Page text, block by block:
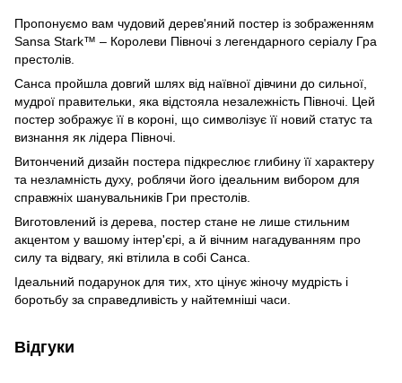
Пропонуємо вам чудовий дерев'яний постер із зображенням
Sansa Stark™ – Королеви Півночі з легендарного серіалу Гра
престолів.
Санса пройшла довгий шлях від наївної дівчини до сильної,
мудрої правительки, яка відстояла незалежність Півночі. Цей
постер зображує її в короні, що символізує її новий статус та
визнання як лідера Півночі.
Витончений дизайн постера підкреслює глибину її характеру
та незламність духу, роблячи його ідеальним вибором для
справжніх шанувальників Гри престолів.
Виготовлений із дерева, постер стане не лише стильним
акцентом у вашому інтер'єрі, а й вічним нагадуванням про
силу та відвагу, які втілила в собі Санса.
Ідеальний подарунок для тих, хто цінує жіночу мудрість і
боротьбу за справедливість у найтемніші часи.
Відгуки